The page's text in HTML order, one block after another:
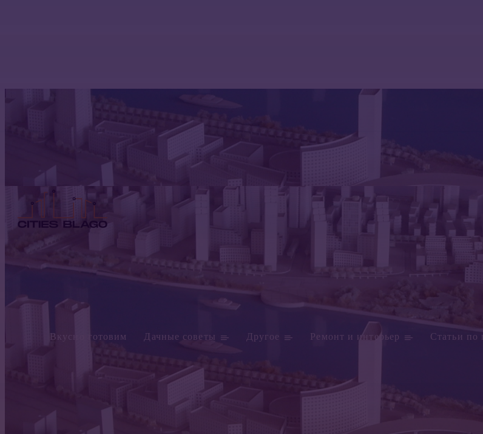
Вкусно готовим Дачные советы Другое Ремонт и интерьер Статьи по